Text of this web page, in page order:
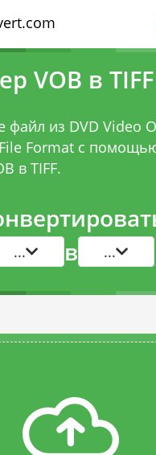
VOB в TIFF
файл из DVD Video
Format с
в TIFF.
... в ...